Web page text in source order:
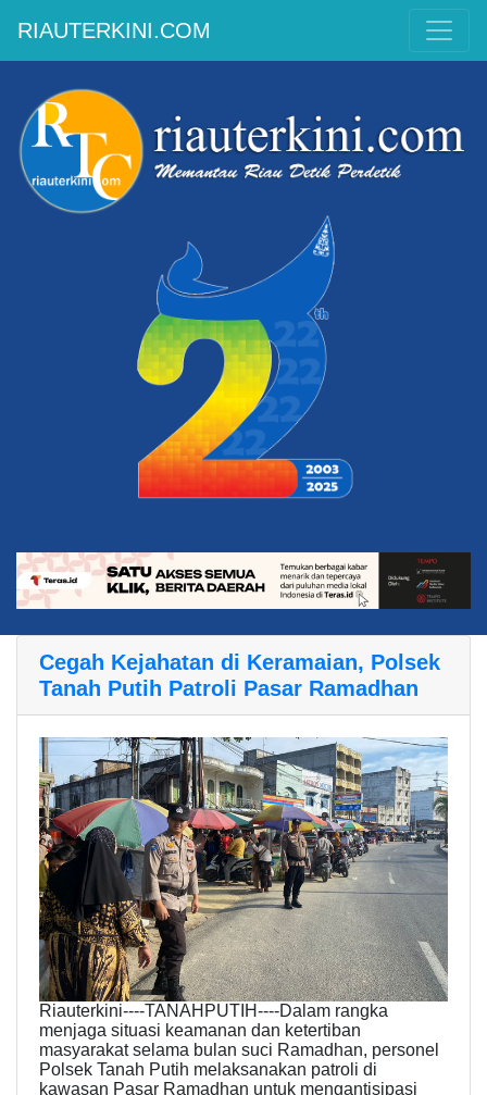
RIAUTERKINI.COM
Cegah Kejahatan di Keramaian, Polsek
Tanah Putih Patroli Pasar Ramadhan
Riauterkini----TANAHPUTIH----Dalam rangka
menjaga situasi keamanan dan ketertiban
masyarakat selama bulan suci Ramadhan, personel
Polsek Tanah Putih melaksanakan patroli di
kawasan Pasar Ramadhan untuk mengantisipasi